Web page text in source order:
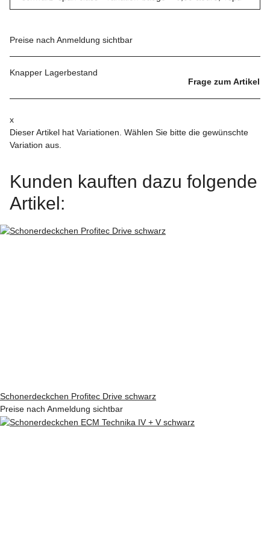
Preise nach Anmeldung sichtbar
Knapper Lagerbestand
Frage zum Artikel
x
Dieser Artikel hat Variationen. Wählen Sie bitte die gewünschte
Variation aus.
Kunden kauften dazu folgende
Artikel:
Schonerdeckchen Profitec Drive schwarz
Preise nach Anmeldung sichtbar